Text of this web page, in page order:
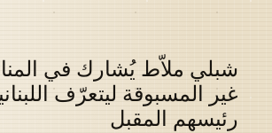
شبلي ملاّط يُشارك في
غير المسبوقة ليتعرّف
رئيسهم المقبل